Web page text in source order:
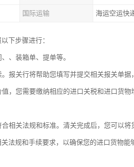
国际运输 海运空运快
下步骤进行：
、装箱单、提单等。
报关行将帮助您填写并提交相关报关单据
，您需要缴纳相应的进口关税和进口货
相关法规和标准。清关完成后，您可以将
法规和手续要求，以确保您的进口货物能